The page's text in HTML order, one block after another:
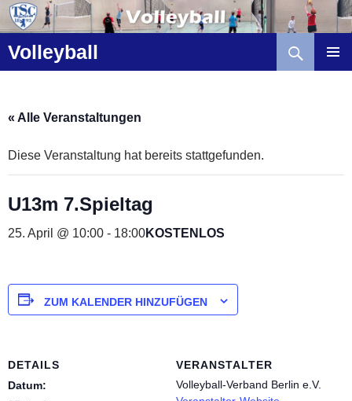
Zum
Inhalt
springen
Volleyball
Suchen
« Alle Veranstaltungen
Diese Veranstaltung hat bereits stattgefunden.
U13m 7.Spieltag
25. April @ 10:00 - 18:00KOSTENLOS
ZUM KALENDER HINZUFÜGEN
DETAILS
Datum:
VERANSTALTER
Volleyball-Verband Berlin e.V.